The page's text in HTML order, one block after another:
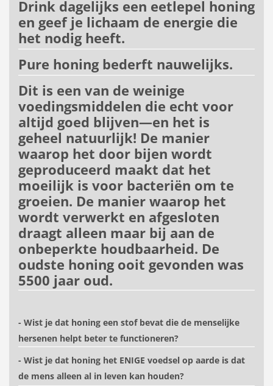
Drink dagelijks een eetlepel honing
en geef je lichaam de energie die
het nodig heeft.
Pure honing bederft nauwelijks.
Dit is een van de weinige
voedingsmiddelen die echt voor
altijd goed blijven—en het is
geheel natuurlijk! De manier
waarop het door bijen wordt
geproduceerd maakt dat het
moeilijk is voor bacteriën om te
groeien. De manier waarop het
wordt verwerkt en afgesloten
draagt alleen maar bij aan de
onbeperkte houdbaarheid. De
oudste honing ooit gevonden was
5500 jaar oud.
- Wist je dat honing een stof bevat die de menselijke
hersenen helpt beter te functioneren?
- Wist je dat honing het ENIGE voedsel op aarde is dat
de mens alleen al in leven kan houden?